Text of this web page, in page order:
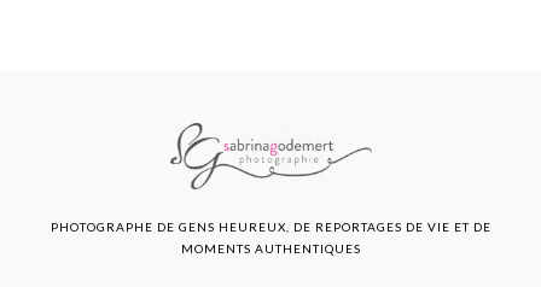
PHOTOGRAPHE DE GENS HEUREUX, DE REPORTAGES DE VIE ET DE
MOMENTS AUTHENTIQUES